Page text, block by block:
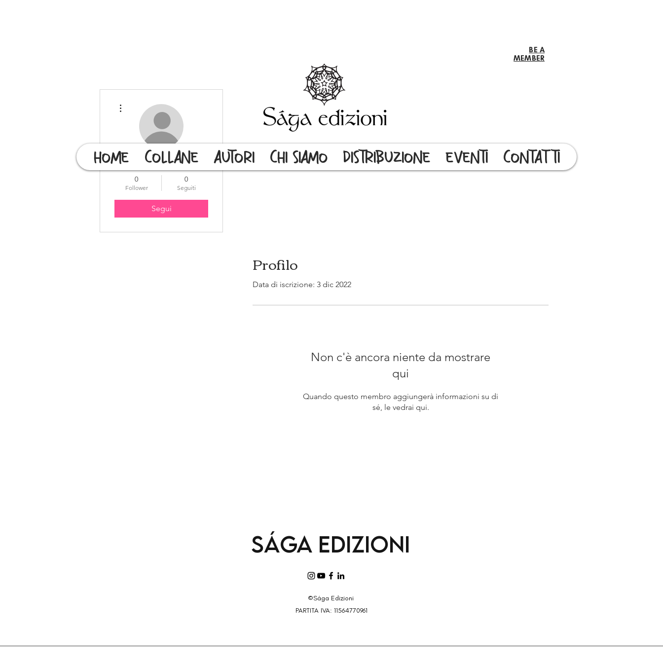
BE A
MEMBER
HOME COLLANE AUTORI CHI SIAMO DISTRIBUZIONE EVENTI CONTATTI
valachise
0
Follower
0
Seguiti
Segui
Profilo
Data di iscrizione: 3 dic 2022
Non c'è ancora niente da mostrare
qui
Quando questo membro aggiungerà informazioni su di
sé, le vedrai qui.
Sága Edizioni
©Sága Edizioni
PARTITA IVA: 11564770961